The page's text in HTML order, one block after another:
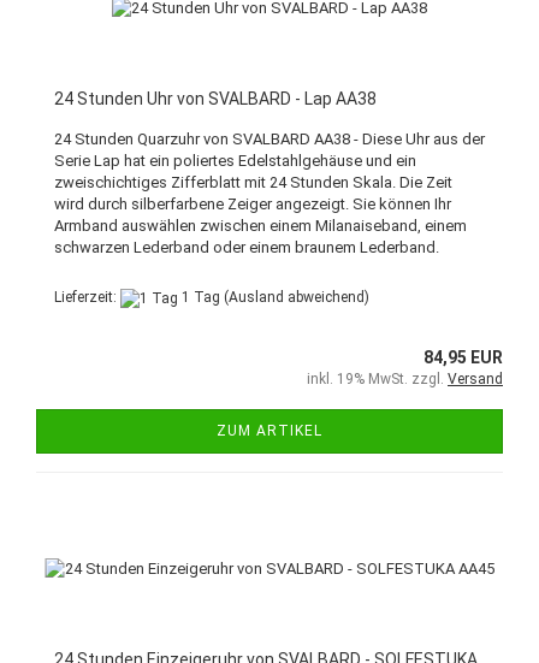
24 Stunden Uhr von SVALBARD - Lap AA38
24 Stunden Quarzuhr von SVALBARD AA38 - Diese Uhr aus der
Serie Lap hat ein poliertes Edelstahlgehäuse und ein
zweischichtiges Zifferblatt mit 24 Stunden Skala. Die Zeit
wird durch silberfarbene Zeiger angezeigt. Sie können Ihr
Armband auswählen zwischen einem Milanaiseband, einem
schwarzen Lederband oder einem braunem Lederband.
Lieferzeit: 1 Tag (Ausland abweichend)
84,95 EUR
inkl. 19% MwSt. zzgl. Versand
ZUM ARTIKEL
24 Stunden Einzeigeruhr von SVALBARD - SOLFESTUKA